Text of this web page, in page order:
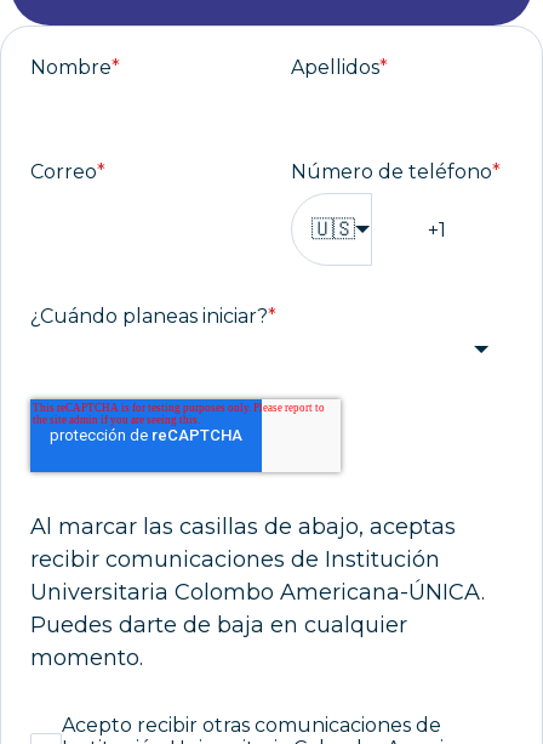
Nombre* Apellidos*
Correo* Número de teléfono*
🇺🇸
¿Cuándo planeas iniciar?*
Al marcar las casillas de abajo, aceptas
recibir comunicaciones de Institución
Universitaria Colombo Americana-ÚNICA.
Puedes darte de baja en cualquier
momento.
Acepto recibir otras comunicaciones de